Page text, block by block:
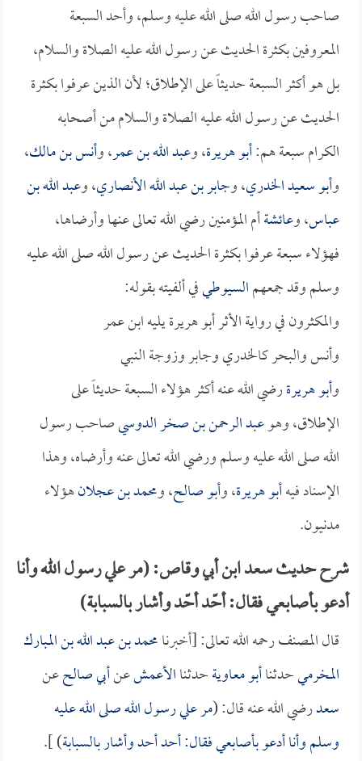
صاحب رسول الله صلى الله عليه وسلم، وأحد السبعة
المعروفين بكثرة الحديث عن رسول الله عليه الصلاة والسلام،
بل هو أكثر السبعة حديثاً على الإطلاق؛ لأن الذين عرفوا بكثرة
الحديث عن رسول الله عليه الصلاة والسلام من أصحابه
الكرام سبعة هم:أبو هريرة، وعبد الله بن عمر، وأنس بن مالك،
وأبو سعيد الخدري، وجابر بن عبد الله الأنصاري، وعبد الله بن
عباس، وعائشةأم المؤمنين رضي الله تعالى عنها وأرضاها،
فهؤلاء سبعة عرفوا بكثرة الحديث عن رسول الله صلى الله عليه
وسلم وقد جمعهمالسيوطيفي ألفيته بقوله:
والمكثرون في رواية الأثر أبو هريرة يليه ابن عمر
وأنس والبحر كالخدري وجابر وزوجة النبي
وأبو هريرةرضي الله عنه أكثر هؤلاء السبعة حديثاً على
الإطلاق، وهوعبد الرحمن بن صخر الدوسيصاحب رسول
الله صلى الله عليه وسلم ورضي الله تعالى عنه وأرضاه، وهذا
الإسناد فيهأبو هريرة، وأبو صالح، ومحمد بن عجلانهؤلاء
مدنيون.
شرح حديث سعد ابن أبي وقاص: (مر علي رسول الله وأنا
أدعو بأصابعي فقال: أحّد أحّد وأشار بالسبابة)
قال المصنف رحمه الله تعالى: [أخبرنامحمد بن عبد الله بن المبارك
المخرميحدثناأبو معاويةحدثناالأعمشعنأبي صالحعن
سعدرضي الله عنه قال: (مر علي رسول الله صلى الله عليه
وسلم وأنا أدعو بأصابعي فقال: أحد أحد وأشار بالسبابة) ].